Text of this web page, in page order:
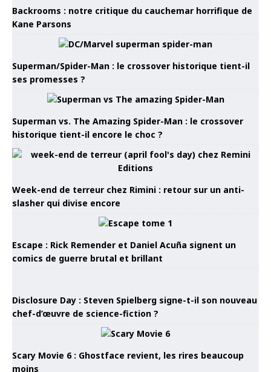
Backrooms : notre critique du cauchemar horrifique de
Kane Parsons
Superman/Spider-Man : le crossover historique tient-il
ses promesses ?
Superman vs. The Amazing Spider-Man : le crossover
historique tient-il encore le choc ?
Week-end de terreur chez Rimini : retour sur un anti-
slasher qui divise encore
Escape : Rick Remender et Daniel Acuña signent un
comics de guerre brutal et brillant
Disclosure Day : Steven Spielberg signe-t-il son nouveau
chef-d’œuvre de science-fiction ?
Scary Movie 6 : Ghostface revient, les rires beaucoup
moins